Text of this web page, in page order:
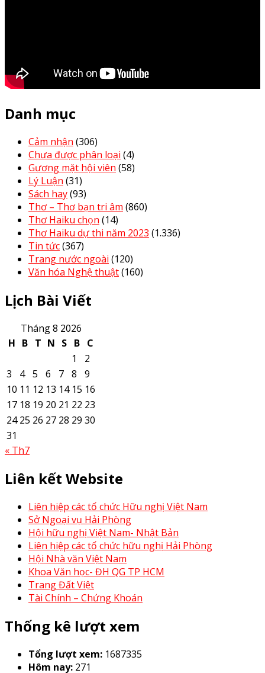
Danh mục
Cảm nhận (306)
Chưa được phân loại (4)
Gương mặt hội viên (58)
Lý Luận (31)
Sách hay(93)
Thơ – Thơ bạn tri âm (860)
Thơ Haiku chọn (14)
Thơ Haiku dự thi năm 2023 (1.336)
Tin tức(367)
Trang nước ngoài (120)
Văn hóa Nghệ thuật(160)
Lịch Bài Viết
Tháng 8 2026
H B T N S B C
1
2
3
4 5 6 7 8
9
10 11 12 13 14 15 16
17 18 19 20 21 22 23
24 25 26 27 28 29 30
31
« Th7
Liên kết Website
Liên hiệp các tổ chức Hữu nghị Việt Nam
Sở Ngoại vụ Hải Phòng
Hội hữu nghị Việt Nam- Nhật Bản
Liên hiệp các tổ chức hữu nghị Hải Phòng
Hội Nhà văn Việt Nam
Khoa Văn học- ĐH QG TP HCM
Trang Đất Việt
Tài Chính – Chứng Khoán
Thống kê lượt xem
Tổng lượt xem: 1687335
Hôm nay: 271